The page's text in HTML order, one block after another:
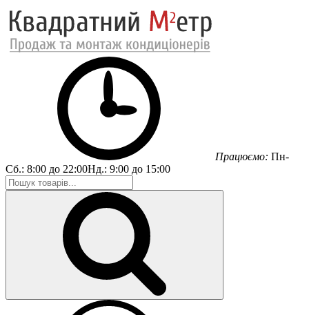
Працюємо: Пн-
Сб.: 8:00 до 22:00Нд.: 9:00 до 15:00